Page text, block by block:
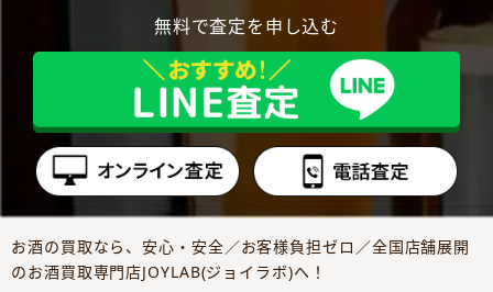
無料で査定を申し込む
お酒の買取なら、安心・安全／お客様負担ゼロ／全国店舗展開
のお酒買取専門店JOYLAB(ジョイラボ)へ！